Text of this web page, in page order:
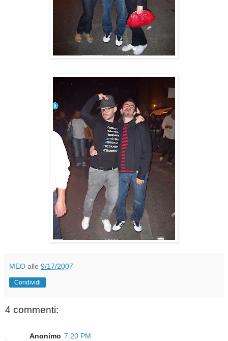
MEO alle 9/17/2007
Condividi
4 commenti:
Anonimo 7:20 PM